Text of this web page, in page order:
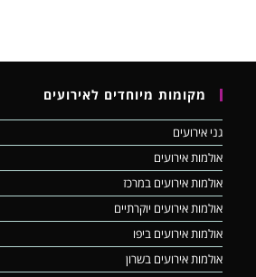
מקומות מיוחדים לאירועים
גני אירועים
אולמות אירועים
אולמות אירועים במרכז
אולמות אירועים יוקרתיים
אולמות אירועים ביפו
אולמות אירועים בשרון